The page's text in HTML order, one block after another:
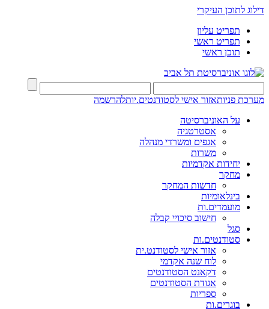
דילוג לתוכן העיקרי
תפריט עליון
תפריט ראשי
תוכן ראשי
מערכת פניותאזור אישי לסטודנטים.יותלהרשמה
על האוניברסיטה
אסטרטגיה
אגפים ומשרדי מנהלה
משרות
יחידות אקדמיות
מחקר
חדשות המחקר
בינלאומיות
מועמדים.ות
חישוב סיכויי קבלה
סגל
סטודנטים.ות
אזור אישי לסטודנט.ית
לוח שנה אקדמי
דקאנט הסטודנטים
אגודת הסטודנטים
ספריות
בוגרים.ות